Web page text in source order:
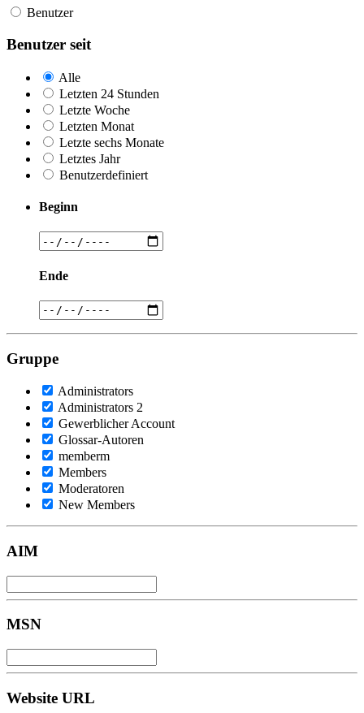
Benutzer
Benutzer seit
Alle
Letzten 24 Stunden
Letzte Woche
Letzten Monat
Letzte sechs Monate
Letztes Jahr
Benutzerdefiniert
Beginn
Ende
Gruppe
Administrators
Administrators 2
Gewerblicher Account
Glossar-Autoren
memberm
Members
Moderatoren
New Members
AIM
MSN
Website URL